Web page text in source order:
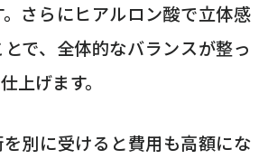
さらにヒアルロン酸で立体感
で、全体的なバランスが整っ
上げます。
別に受けると費用も高額にな